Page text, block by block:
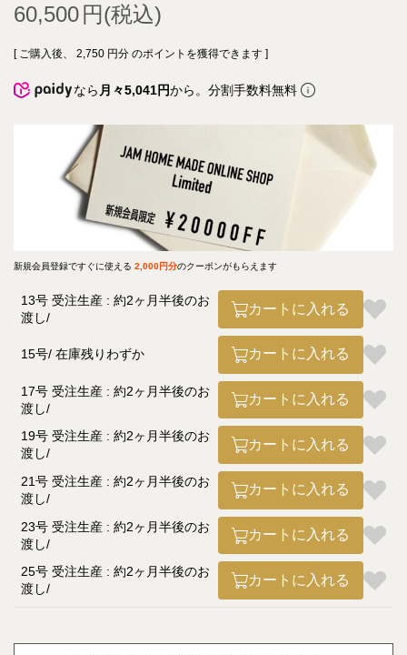
60,500
[ ご購入後、 2,750 円分 のポイントを獲得できます ]
なら 月々5,041円から。分割手数料無料
新規会員登録ですぐに使える 2,000円分のクーポンがもらえます
13号 受注生産 : 約2ヶ月半後のお
渡し
カートに入れる
15号 在庫残りわずか カートに入れる
17号 受注生産 : 約2ヶ月半後のお
渡し
カートに入れる
19号 受注生産 : 約2ヶ月半後のお
渡し
カートに入れる
21号 受注生産 : 約2ヶ月半後のお
渡し
カートに入れる
23号 受注生産 : 約2ヶ月半後のお
渡し
カートに入れる
25号 受注生産 : 約2ヶ月半後のお
渡し
カートに入れる